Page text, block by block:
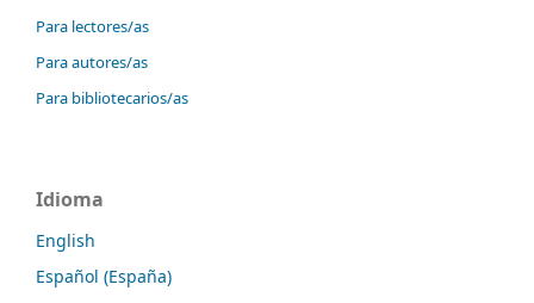
Para lectores/as
Para autores/as
Para bibliotecarios/as
Idioma
English
Español (España)